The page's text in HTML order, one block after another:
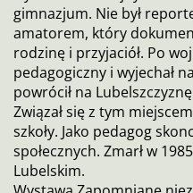
gimnazjum. Nie był
amatorem, który
rodzinę i przyjaciół. Po
pedagogiczny i wyjechał
powrócił na
Związał się z tym
szkoły. Jako pedagog
społecznych. Zmarł w
Lubelskim.